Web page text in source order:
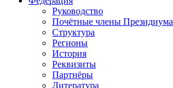
Руководство
Почётные члены Президиума
Структура
Регионы
История
Реквизиты
Партнёры
Литература